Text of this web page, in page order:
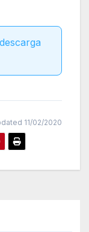
11/02/2020